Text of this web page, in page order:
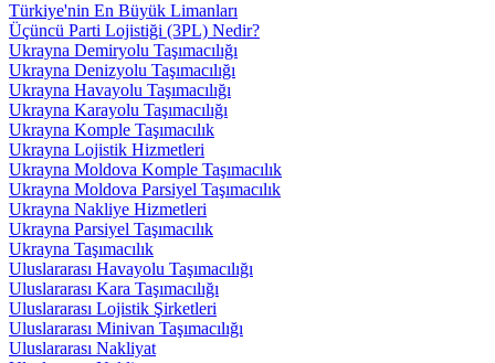
Türkiye'nin En Büyük Limanları
Üçüncü Parti Lojistiği (3PL) Nedir?
Ukrayna Demiryolu Taşımacılığı
Ukrayna Denizyolu Taşımacılığı
Ukrayna Havayolu Taşımacılığı
Ukrayna Karayolu Taşımacılığı
Ukrayna Komple Taşımacılık
Ukrayna Lojistik Hizmetleri
Ukrayna Moldova Komple Taşımacılık
Ukrayna Moldova Parsiyel Taşımacılık
Ukrayna Nakliye Hizmetleri
Ukrayna Parsiyel Taşımacılık
Ukrayna Taşımacılık
Uluslararası Havayolu Taşımacılığı
Uluslararası Kara Taşımacılığı
Uluslararası Lojistik Şirketleri
Uluslararası Minivan Taşımacılığı
Uluslararası Nakliyat